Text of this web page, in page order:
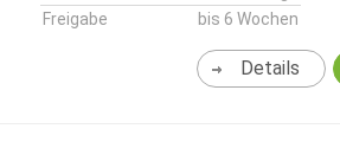
Freigabe
bis 6 Wochen
Details